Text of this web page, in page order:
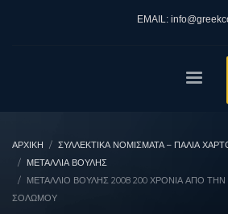
EMAIL:
ΑΡΧΙΚΉ ΣΥΛΛΕΚΤΙΚΆ ΝΟΜΊΣΜΑΤΑ – ΠΑΛΙΆ
ΜΕΤΆΛΛΙΑ ΒΟΥΛΉΣ
ΜΕΤΆΛΛΙΟ ΒΟΥΛΉΣ 2008 200 ΧΡΌΝΙΑ ΑΠΌ
ΣΟΛΩΜΟΎ